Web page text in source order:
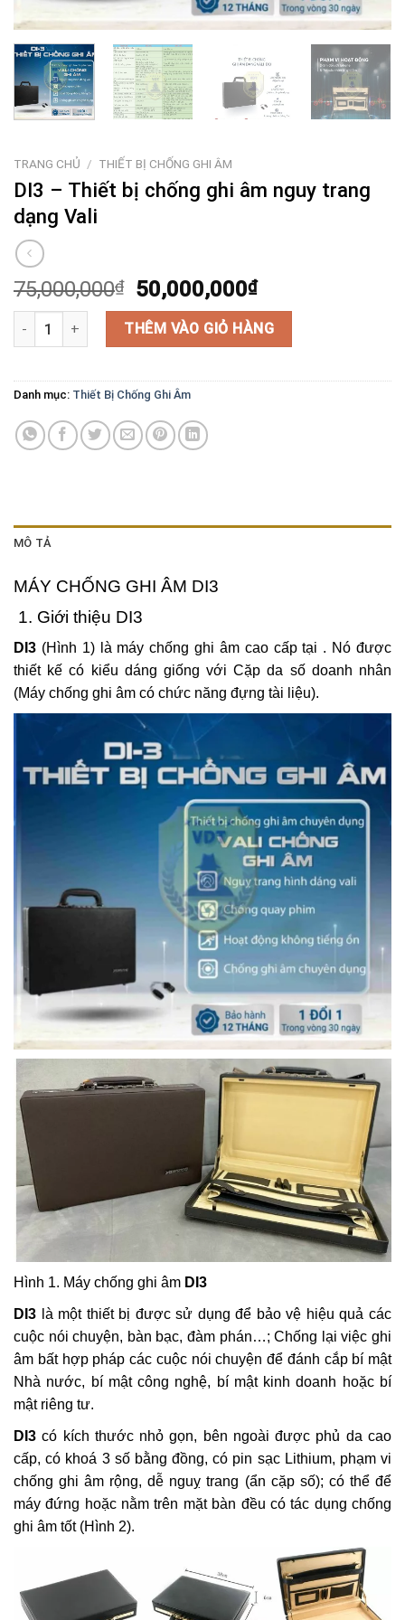
TRANG CHỦ / THIẾT BỊ CHỐNG GHI ÂM
DI3 – Thiết bị chống ghi âm nguy trang
dạng Vali
75,000,000₫
Giá
gốc
là:
75,000,000₫.
50,000,000₫Giá
hiện
tại
là:
50,000,000₫.
DI3 – Thiết bị chống ghi âm nguy trang dạng Vali số lượng
THÊM VÀO GIỎ HÀNG
Danh mục: Thiết Bị Chống Ghi Âm
MÔ TẢ
MÁY CHỐNG GHI ÂM DI3
1. Giới thiệu DI3
DI3 (Hình 1) là máy chống ghi âm cao cấp tại . Nó được
thiết kế có kiểu dáng giống với Cặp da số doanh nhân
(Máy chống ghi âm có chức năng đựng tài liệu).
Hình 1. Máy chống ghi âm DI3
DI3 là một thiết bị được sử dụng để bảo vệ hiệu quả các
cuộc nói chuyện, bàn bạc, đàm phán…; Chống lại việc ghi
âm bất hợp pháp các cuộc nói chuyện để đánh cắp bí mật
Nhà nước, bí mật công nghệ, bí mật kinh doanh hoặc bí
mật riêng tư.
DI3có kích thước nhỏ gọn, bên ngoài được phủ da cao
cấp, có khoá 3 số bằng đồng, có pin sạc Lithium, phạm vi
chống ghi âm rộng, dễ nguỵ trang (ẩn cặp số); có thể để
máy đứng hoặc nằm trên mặt bàn đều có tác dụng chống
ghi âm tốt (Hình 2).